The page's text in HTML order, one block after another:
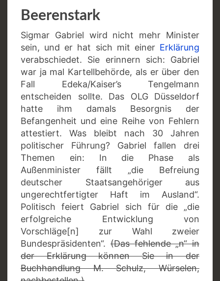
Beerenstark
Sigmar Gabriel wird nicht mehr Minister
sein, und er hat sich mit einer Erklärung
verabschiedet. Sie erinnern sich: Gabriel
war ja mal Kartellbehörde, als er über den
Fall Edeka/Kaiser’s Tengelmann
entscheiden sollte. Das OLG Düsseldorf
hatte ihm damals Besorgnis der
Befangenheit und eine Reihe von Fehlern
attestiert. Was bleibt nach 30 Jahren
politischer Führung? Gabriel fallen drei
Themen ein: In die Phase als
Außenminister fällt „die Befreiung
deutscher Staatsangehöriger aus
ungerechtfertigter Haft im Ausland“.
Politisch feiert Gabriel sich für die „die
erfolgreiche Entwicklung von
Vorschläge[n] zur Wahl zweier
Bundespräsidenten“.(Das fehlende „n“ in
der Erklärung können Sie in der
Buchhandlung M. Schulz, Würselen,